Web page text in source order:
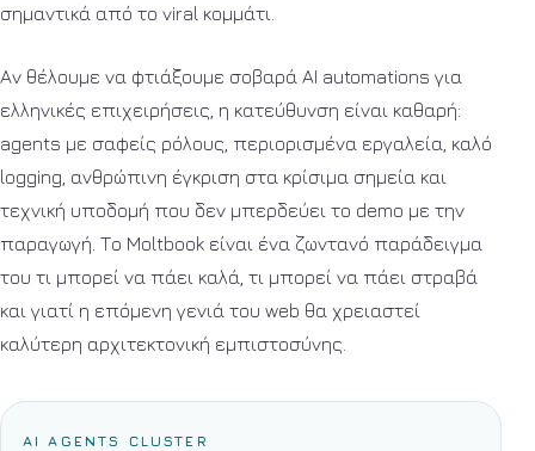
σημαντικά από το viral κομμάτι.
Αν θέλουμε να φτιάξουμε σοβαρά AI automations για
ελληνικές επιχειρήσεις, η κατεύθυνση είναι καθαρή:
agents με σαφείς ρόλους, περιορισμένα εργαλεία, καλό
logging, ανθρώπινη έγκριση στα κρίσιμα σημεία και
τεχνική υποδομή που δεν μπερδεύει το demo με την
παραγωγή. Το Moltbook είναι ένα ζωντανό παράδειγμα
του τι μπορεί να πάει καλά, τι μπορεί να πάει στραβά
και γιατί η επόμενη γενιά του web θα χρειαστεί
καλύτερη αρχιτεκτονική εμπιστοσύνης.
AI AGENTS CLUSTER